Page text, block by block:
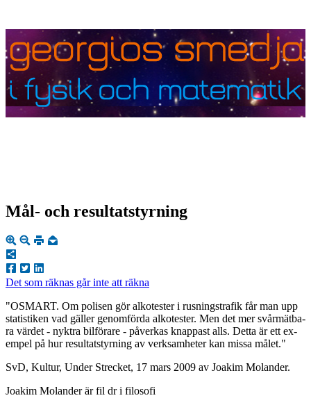
Mål- och resultatstyrning
Det som räk­nas går inte att räk­na
"OS­MART. Om po­li­sen gör al­ko­tes­ter i rus­nings­tra­fik får man upp
sta­tisti­ken vad gäl­ler ge­nom­för­da al­ko­tes­ter. Men det mer svår­mät­ba­
ra vär­det - nykt­ra bil­fö­ra­re - på­ver­kas knap­past alls. Det­ta är ett ex­
em­pel på hur ­re­sul­tat­s­tyr­ning av verk­sam­he­ter kan mis­sa må­let."
SvD, Kul­tur, Un­der Strec­ket, 17 mars 2009 av Jo­a­kim Mo­lan­der.
Jo­a­kim Mo­lan­der är fil dr i fi­lo­so­fi